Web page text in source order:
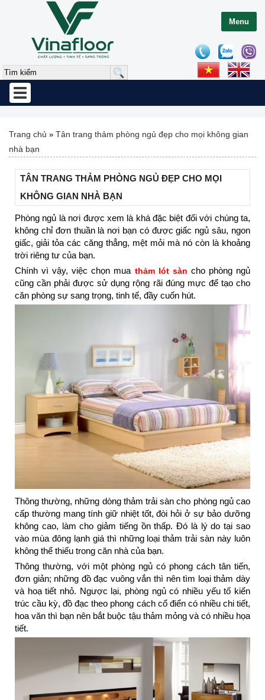
Menu
Toggle
navigation
Trang chủ » Tân trang thảm phòng ngủ đẹp cho mọi không gian
nhà bạn
TÂN TRANG THẢM PHÒNG NGỦ ĐẸP CHO MỌI
KHÔNG GIAN NHÀ BẠN
Phòng ngủ là nơi được xem là khá đặc biệt đối với chúng ta,
không chỉ đơn thuần là nơi bạn có được giấc ngủ sâu, ngon
giấc, giải tỏa các căng thẳng, mệt mỏi mà nó còn là khoảng
trời riêng tư của bạn.
Chính vì vậy, việc chọn mua thảm lót sàn cho phòng ngủ
cũng cần phải được sử dụng rộng rãi đúng mực để tạo cho
căn phòng sự sang trọng, tinh tế, đầy cuốn hút.
Thông thường, những dòng thảm trải sàn cho phòng ngủ cao
cấp thường mang tính giữ nhiệt tốt, đòi hỏi ở sự bảo dưỡng
không cao, làm cho giảm tiếng ồn thấp. Đó là lý do tại sao
vào mùa đông lạnh giá thì những loại thảm trải sàn này luôn
không thể thiếu trong căn nhà của bạn.
Thông thường, với một phòng ngủ có phong cách tân tiến,
đơn giản; những đồ đạc vuông vắn thì nên tìm loại thảm dày
và hoạ tiết nhỏ. Ngược lại, phòng ngủ có nhiều yếu tố kiến
trúc cầu kỳ, đồ đạc theo phong cách cổ điển có nhiều chi tiết,
hoa văn thì bạn nên bắt buộc tậu thảm mỏng và có nhiều họa
tiết.